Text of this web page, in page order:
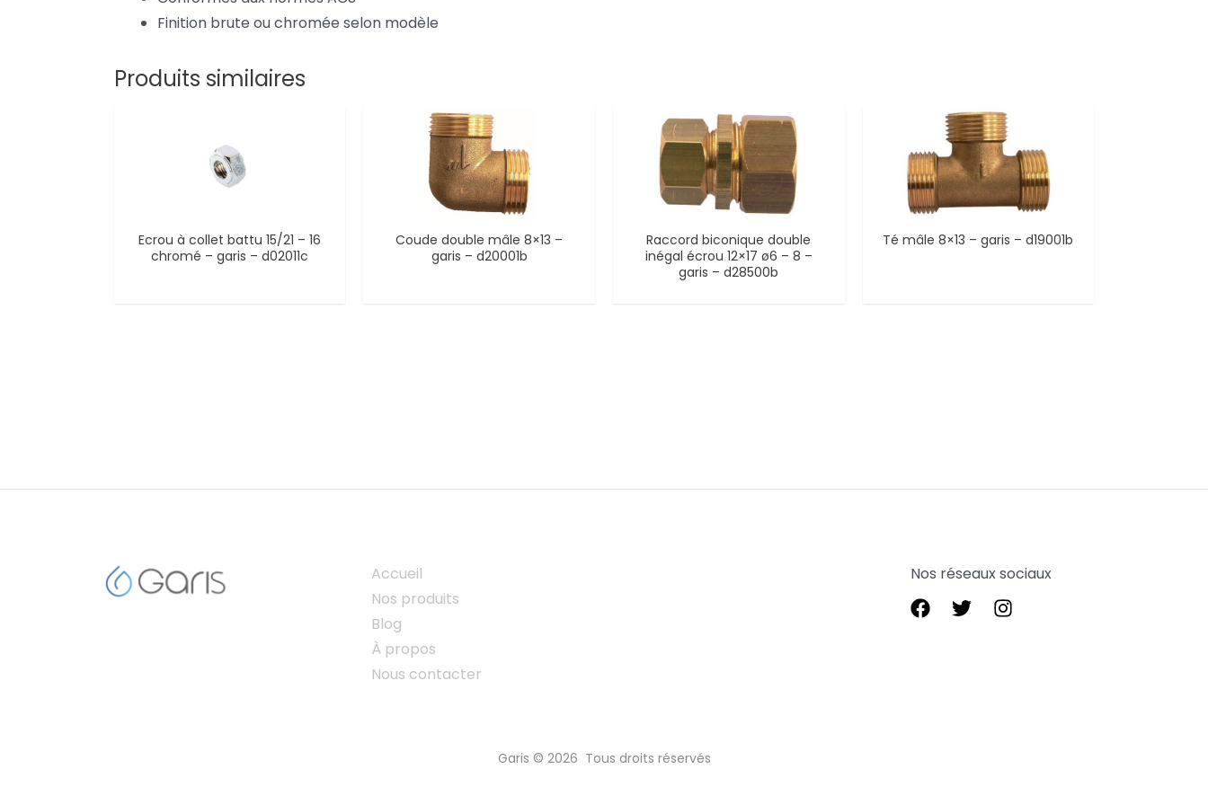
Finition brute ou chromée selon modèle
Produits similaires
Ecrou à collet battu 15/21 – 16
chromé – garis – d02011c
Coude double mâle 8×13 –
garis – d20001b
Raccord biconique double
inégal écrou 12×17 ø6 – 8 –
garis – d28500b
Té mâle 8×13 – garis – d19001b
Accueil
Nos produits
Blog
À propos
Nous contacter
Nos réseaux sociaux
Garis © 2026 Tous droits réservés